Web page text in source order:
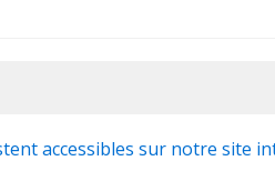
exposition, scène, podium et
accessibles sur notre site